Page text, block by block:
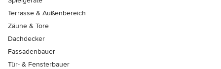
Terrasse & Außenbereich
Zäune & Tore
Dachdecker
Fassadenbauer
Tür- & Fensterbauer